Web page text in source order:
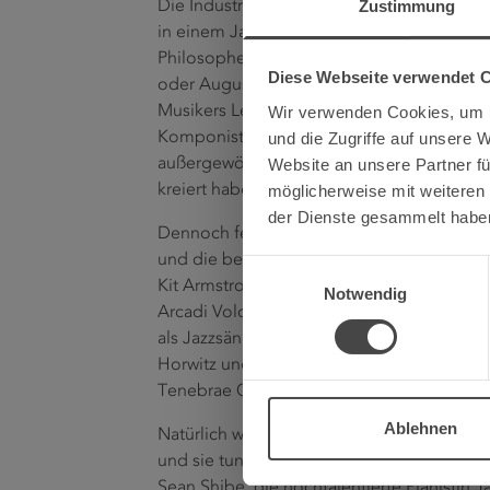
Zustimmung
Diese Webseite verwendet
Wir verwenden Cookies,
und die Zugriffe auf unsere
Website an unsere Partner
möglicherweise mit
der Dienste gesammelt
Notwendig
Ablehnen
Die Industriestätten bilden den
in einem Jahr voller Jubiläen: Beleuchtet
Philosophen, Reformer und Erfinder wie
oder August Horch kulturell umgeben
Musikers Leonard Bernstein oder der
Komponisten Gioachino Rossini, Ihre
außergewöhnlichen Projekten wieder, die
kreiert haben.
Dennoch fehlen Konzertorte wie Klöster,
und die beliebten Open-Airs nicht. Mit
Kit Armstrong und Bariton Thomas E.
Arcadi Volodos, die brilliante Sopranistin
als Jazzsänger, Roberto Prosseda am
Horwitz und die geniale Berliner Lautten
Tenebrae Choir.
Natürlich wollen auch junge Talente und
und sie tun es: der britische Jazzpianist